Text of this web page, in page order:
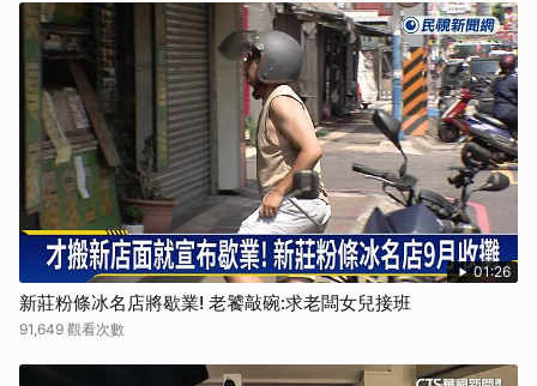
01:26
新莊粉條冰名店將歇業! 老饕敲碗:求老闆女兒接班
91,649 觀看次數